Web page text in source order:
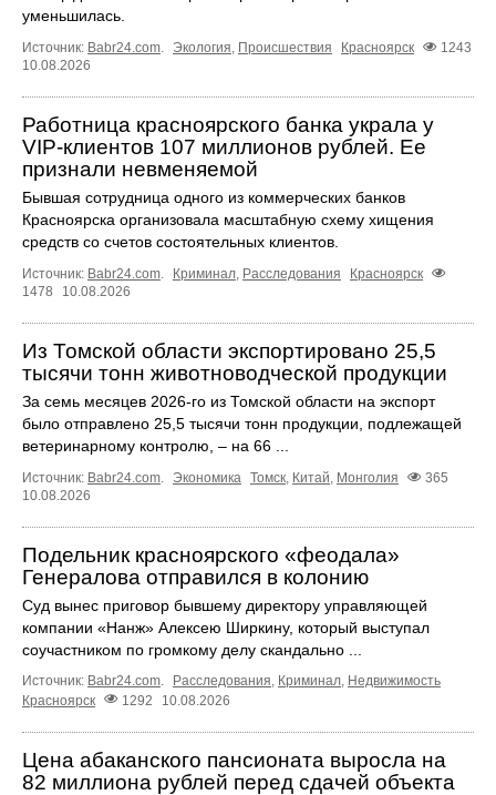
уменьшилась.
Источник: Babr24.com. Экология, Происшествия Красноярск
1243
10.08.2026
Работница красноярского банка украла у
VIP-клиентов 107 миллионов рублей. Ее
признали невменяемой
Бывшая сотрудница одного из коммерческих банков
Красноярска организовала масштабную схему хищения
средств со счетов состоятельных клиентов.
Источник: Babr24.com. Криминал, Расследования
Красноярск
1478
10.08.2026
Из Томской области экспортировано 25,5
тысячи тонн животноводческой продукции
За семь месяцев 2026-го из Томской области на экспорт
было отправлено 25,5 тысячи тонн продукции, подлежащей
ветеринарному контролю, – на 66 ...
Источник: Babr24.com. Экономика Томск, Китай, Монголия
365
10.08.2026
Подельник красноярского «феодала»
Генералова отправился в колонию
Суд вынес приговор бывшему директору управляющей
компании «Нанж» Алексею Ширкину, который выступал
соучастником по громкому делу скандально ...
Источник: Babr24.com. Расследования, Криминал, Недвижимость
Красноярск
1292 10.08.2026
Цена абаканского пансионата выросла на
82 миллиона рублей перед сдачей объекта